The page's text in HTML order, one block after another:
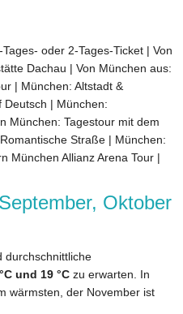
oder 2-Tages-Ticket | Von
Dachau | Von München aus:
| München: Altstadt &
Deutsch | München:
München: Tagestour mit dem
Straße | München:
München Allianz Arena Tour |
Oktober
durchschnittliche
und 19 °C zu erwarten. In
wärmsten, der November ist